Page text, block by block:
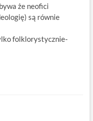
że neofici
są równie
folklorystycznie-